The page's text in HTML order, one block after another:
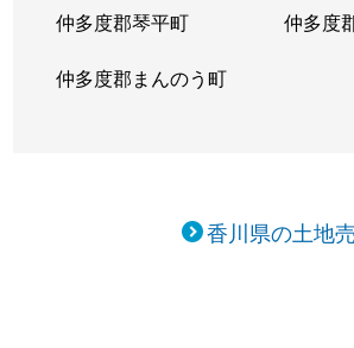
仲多度郡琴平町 仲多度
仲多度郡まんのう町
香川県の土地